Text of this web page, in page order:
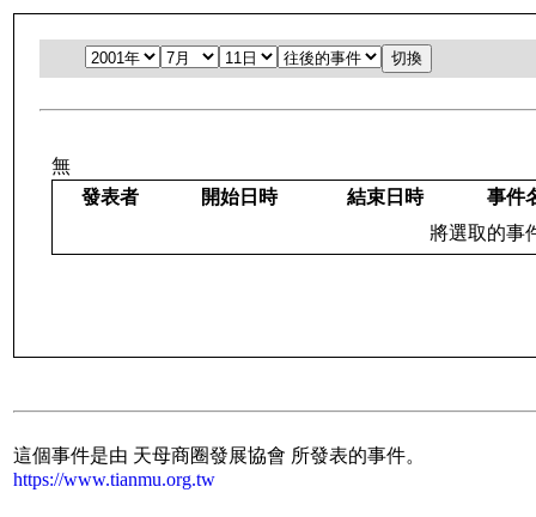
無
發表者
開始日時 結束日時
事件
將選取的事
這個事件是由 天母商圈發展協會 所發表的事件。
https://www.tianmu.org.tw